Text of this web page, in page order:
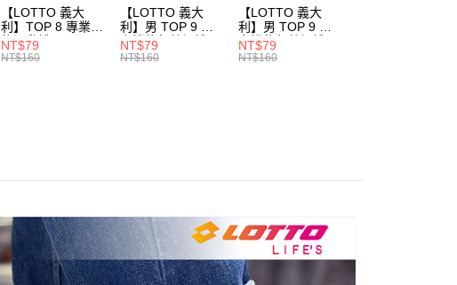
宅配
每筆NT$80，滿NT$1,000(含以上)免運費
【LOTTO 義大
利】TOP 8 專業機
能運動襪(黑/黑-
LT9CMW8860)
NT$79
NT$160
【LOTTO 義大
利】男 TOP 9 彈
力機能氣墊裸襪
(白-
NT$79
NT$160
【LOTTO 義大
利】男 TOP 9 彈
力機能氣墊裸襪
(灰-
NT$79
NT$160